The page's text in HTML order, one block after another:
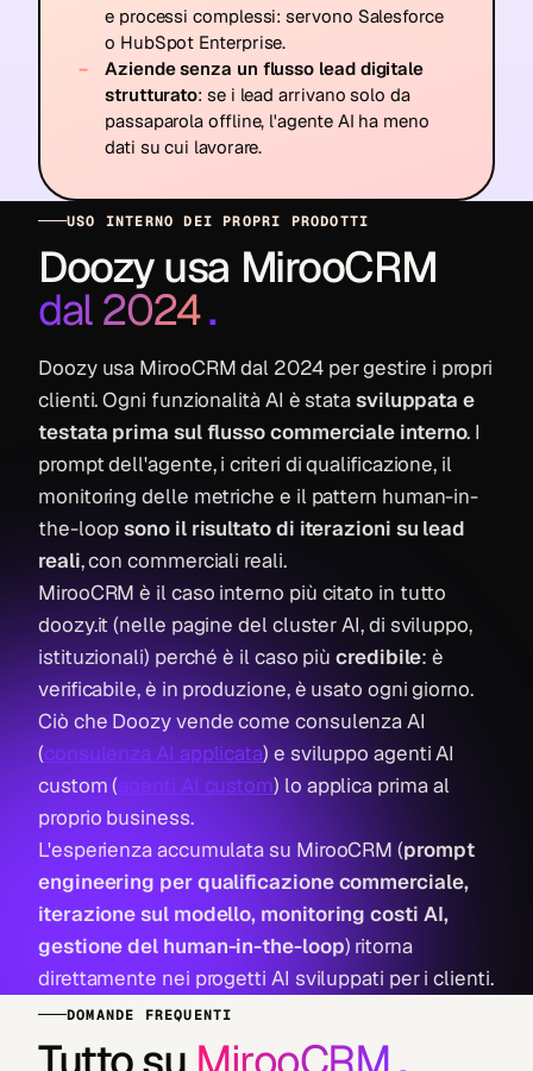
e processi complessi: servono Salesforce
o HubSpot Enterprise.
Aziende senza un flusso lead digitale
strutturato: se i lead arrivano solo da
passaparola offline, l'agente AI ha meno
dati su cui lavorare.
USO INTERNO DEI PROPRI PRODOTTI
Doozy usa MirooCRM
dal 2024.
Doozy usa MirooCRM dal 2024 per gestire i propri
clienti. Ogni funzionalità AI è statasviluppata e
testata prima sul flusso commerciale interno. I
prompt dell'agente, i criteri di qualificazione, il
monitoring delle metriche e il pattern human-in-
the-loopsono il risultato di iterazioni su lead
reali, con commerciali reali.
MirooCRM è il caso interno più citato in tutto
doozy.it (nelle pagine del cluster AI, di sviluppo,
istituzionali) perché è il caso piùcredibile: è
verificabile, è in produzione, è usato ogni giorno.
Ciò che Doozy vende come consulenza AI
(consulenza AI applicata) e sviluppo agenti AI
custom (agenti AI custom) lo applica prima al
proprio business.
L'esperienza accumulata su MirooCRM (prompt
engineering per qualificazione commerciale,
iterazione sul modello, monitoring costi AI,
gestione del human-in-the-loop) ritorna
direttamente nei progetti AI sviluppati per i clienti.
DOMANDE FREQUENTI